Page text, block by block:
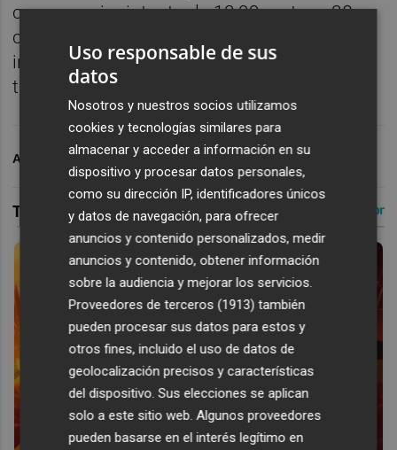
con un mejor intento de 13,99 metros, 38
centímetros menos que la española, la
indiscutible 'reina' europea del triple salto
tanto al aire libre como en pista cubierta.
ARCHIVADO EN POLIDEPORTIVO
Uso responsable de sus
datos
Nosotros y nuestros socios utilizamos
cookies y tecnologías similares para
almacenar y acceder a información en su
dispositivo y procesar datos personales,
como su dirección IP, identificadores únicos
y datos de navegación, para ofrecer
anuncios y contenido personalizados, medir
anuncios y contenido, obtener información
sobre la audiencia y mejorar los servicios.
Proveedores de terceros (1913) también
pueden procesar sus datos para estos y
otros fines, incluido el uso de datos de
geolocalización precisos y características
del dispositivo. Sus elecciones se aplican
solo a este sitio web. Algunos proveedores
pueden basarse en el interés legítimo en